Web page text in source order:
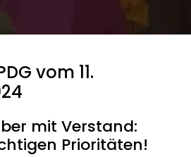
vom 11.
mit Verstand:
Prioritäten!